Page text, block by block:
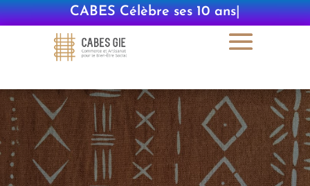
CABES Célèbre ses 10 ans|